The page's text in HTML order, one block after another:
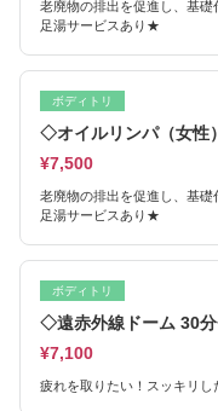
老廃物の排出を促進し、基
足湯サービスあり★
ボディトリ
◇オイルリンパ（女
¥7,500
老廃物の排出を促進し、基
足湯サービスあり★
ボディトリ
◇遠赤外線ドーム 30分
¥7,100
疲れを取りたい！スッキリ